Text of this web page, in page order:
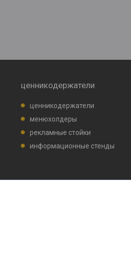
ценникодержатели
ценникодержатели
менюхолдеры
рекламные стойки
информационные стенды